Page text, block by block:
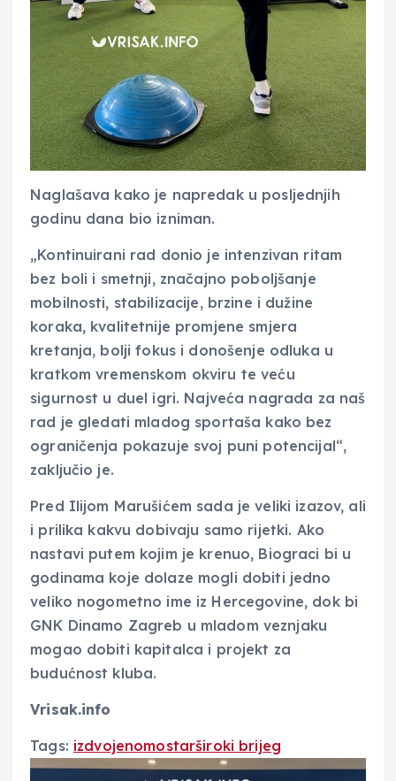
Naglašava kako je napredak u posljednjih
godinu dana bio izniman.
„Kontinuirani rad donio je intenzivan ritam
bez boli i smetnji, značajno poboljšanje
mobilnosti, stabilizacije, brzine i dužine
koraka, kvalitetnije promjene smjera
kretanja, bolji fokus i donošenje odluka u
kratkom vremenskom okviru te veću
sigurnost u duel igri. Najveća nagrada za naš
rad je gledati mladog sportaša kako bez
ograničenja pokazuje svoj puni potencijal“,
zaključio je.
Pred Ilijom Marušićem sada je veliki izazov, ali
i prilika kakvu dobivaju samo rijetki. Ako
nastavi putem kojim je krenuo, Biograci bi u
godinama koje dolaze mogli dobiti jedno
veliko nogometno ime iz Hercegovine, dok bi
GNK Dinamo Zagreb u mladom veznjaku
mogao dobiti kapitalca i projekt za
budućnost kluba.
Vrisak.info
Tags: izdvojenomostarširoki brijeg